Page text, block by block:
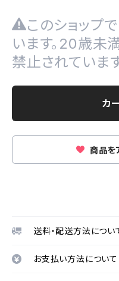
このショップ
います。20歳未
禁止されています
カ
商品を
送料・配送方法につい
お支払い方法について